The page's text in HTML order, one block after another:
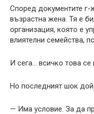
Според документите
възрастна жена. Тя е
организация, която е
влиятелни семейства,
И сега… всичко това
Но последният шок
— Има условие. За да